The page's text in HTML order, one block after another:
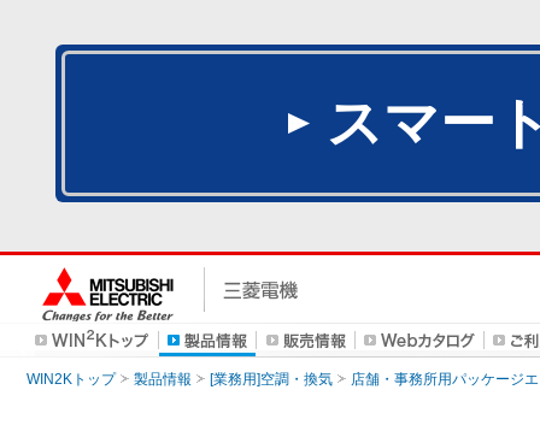
スマー
WIN2Kトップ 製品情報 [業務用]空調・換気 店舗・事務所用パッケージ